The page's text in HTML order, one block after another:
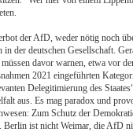
der AfD, weder nötig noch
in der deutschen Gesellschaft.
davor warnen, etwa vor
2021 eingeführten
Delegitimierung des
aus. Es mag paradox und
Zum Schutz der
ist nicht Weimar, die AfD